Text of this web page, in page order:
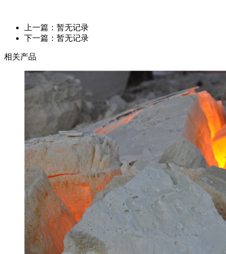
上一篇：暂无记录
下一篇：暂无记录
相关产品